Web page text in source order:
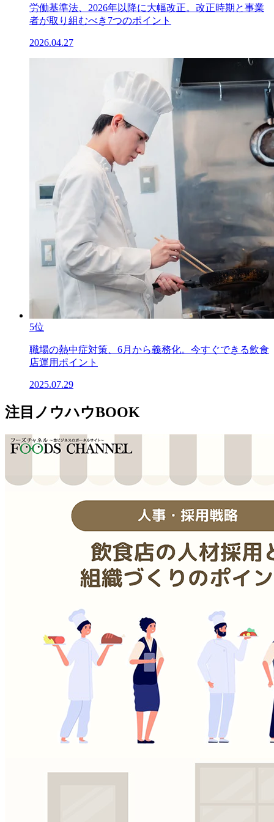
労働基準法、2026年以降に大幅改正。改正時期と事業
者が取り組むべき7つのポイント
2026.04.27
5位
職場の熱中症対策、6月から義務化。今すぐできる飲食
店運用ポイント
2025.07.29
注目ノウハウBOOK